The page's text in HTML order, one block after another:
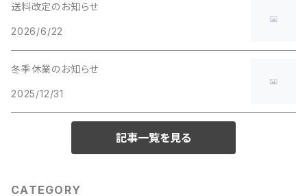
送料改定のお知らせ
2026/6/22
冬季休業のお知らせ
2025/12/31
記事一覧を見る
CATEGORY